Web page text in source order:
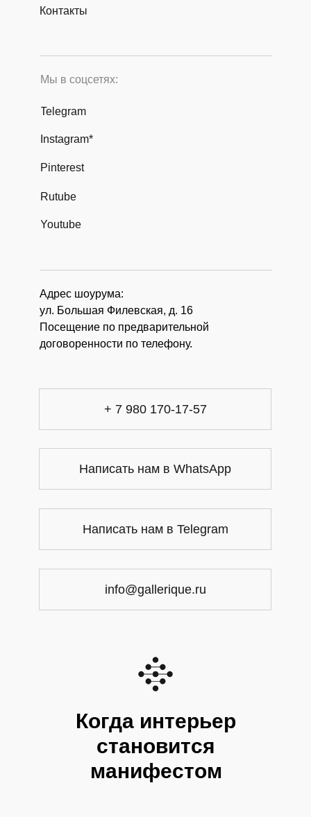
Адрес шоурума:
ул. Большая Филевская, д. 16
Посещение по предварительной
договоренности по телефону.
Мы в соцсетях:
Instagram*
Telegram
Когда интерьер
становится
манифестом
+ 7 980 170-17-57
Написать нам в WhatsApp
info@gallerique.ru
Написать нам в Telegram
Контакты
Pinterest
Rutube
Youtube